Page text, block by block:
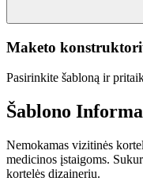
Maketo
Pasirinkite šabloną ir
Šablono
Nemokamas vizitinės
medicinos įstaigoms.
kortelės dizaineriu.